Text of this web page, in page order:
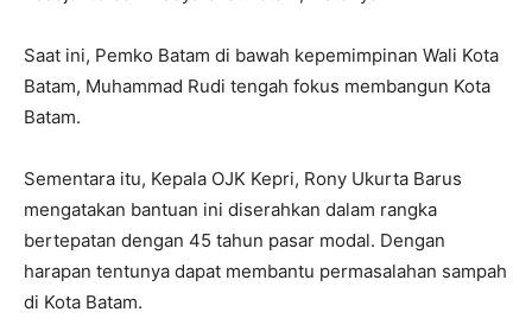
Saat ini, Pemko Batam di bawah kepemimpinan Wali Kota
Batam, Muhammad Rudi tengah fokus membangun Kota
Batam.
Sementara itu, Kepala OJK Kepri, Rony Ukurta Barus
mengatakan bantuan ini diserahkan dalam rangka
bertepatan dengan 45 tahun pasar modal. Dengan
harapan tentunya dapat membantu permasalahan sampah
di Kota Batam.